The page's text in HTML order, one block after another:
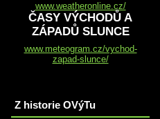
www.weatheronline.cz/
ČASY VÝCHODŮ A
ZÁPADŮ SLUNCE
www.meteogram.cz/vychod-
zapad-slunce/
Z historie OVýTu